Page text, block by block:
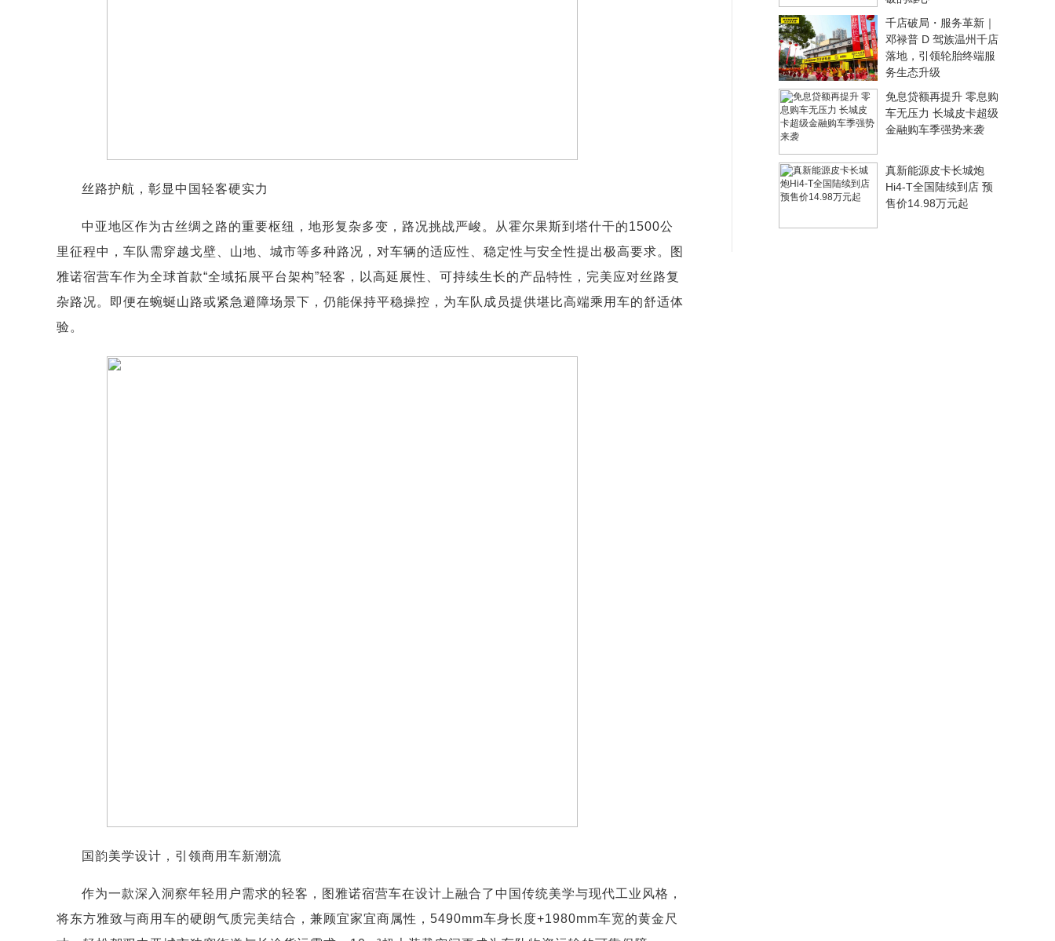
丝路护航，彰显中国轻客硬实力
中亚地区作为古丝绸之路的重要枢纽，地形复杂多变，路况挑战严峻。从霍尔果斯到塔什干的1500公
里征程中，车队需穿越戈壁、山地、城市等多种路况，对车辆的适应性、稳定性与安全性提出极高要求。图
雅诺宿营车作为全球首款“全域拓展平台架构”轻客，以高延展性、可持续生长的产品特性，完美应对丝路复
杂路况。即便在蜿蜒山路或紧急避障场景下，仍能保持平稳操控，为车队成员提供堪比高端乘用车的舒适体
验。
国韵美学设计，引领商用车新潮流
作为一款深入洞察年轻用户需求的轻客，图雅诺宿营车在设计上融合了中国传统美学与现代工业风格，
将东方雅致与商用车的硬朗气质完美结合，兼顾宜家宜商属性，5490mm车身长度+1980mm车宽的黄金尺
千店破局・服务革新｜
邓禄普 D 驾族温州千店
落地，引领轮胎终端服
务生态升级
免息贷额再提升 零息购
车无压力 长城皮卡超级
金融购车季强势来袭
真新能源皮卡长城炮
Hi4-T全国陆续到店 预
售价14.98万元起